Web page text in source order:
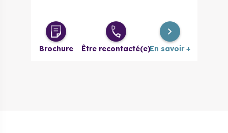
Brochure Être recontacté(e)En savoir +